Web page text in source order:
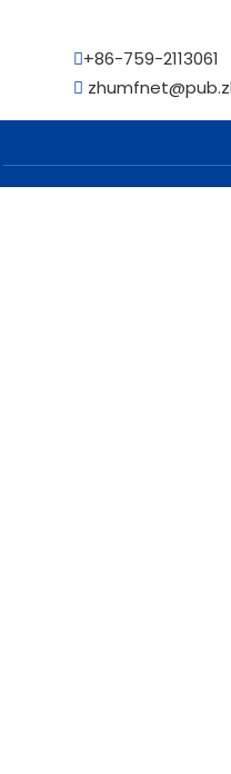
+86-759-2113061
